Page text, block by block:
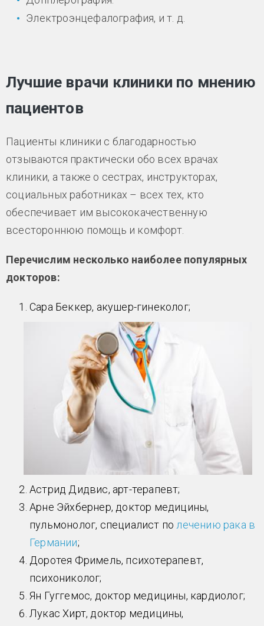
Электроэнцефалография, и т. д.
Лучшие врачи клиники по мнению
пациентов
Пациенты клиники с благодарностью
отзываются практически обо всех врачах
клиники, а также о сестрах, инструкторах,
социальных работниках – всех тех, кто
обеспечивает им высококачественную
всестороннюю помощь и комфорт.
Перечислим несколько наиболее популярных
докторов:
Сара Беккер, акушер-гинеколог;
Астрид Дидвис, арт-терапевт;
Арне Эйхбернер, доктор медицины,
пульмонолог, специалист полечению рака в
Германии;
Доротея Фримель, психотерапевт,
психониколог;
Ян Гуггемос, доктор медицины, кардиолог;
Лукас Хирт, доктор медицины,